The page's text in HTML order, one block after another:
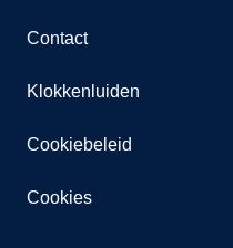
Contact
Klokkenluiden
Cookiebeleid
Cookies